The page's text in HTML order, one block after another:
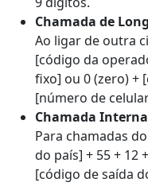
Chamada de
Ao ligar de outra
[código da
fixo] ou 0 (zero) +
[número de
Chamada
Para chamadas
do país] + 55 + 12
[código de saída